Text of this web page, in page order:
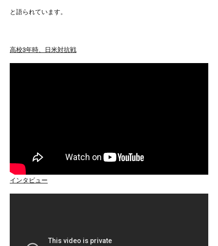
と語られています。
高校3年時、日米対抗戦
インタビュー